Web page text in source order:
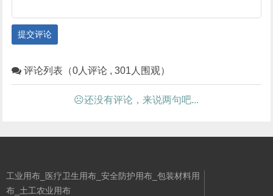
提交评论
评论列表（0人评论 , 301人围观）
☹还没有评论，来说两句吧...
工业用布_医疗卫生用布_安全防护用布_包装材料用
布_土工农业用布